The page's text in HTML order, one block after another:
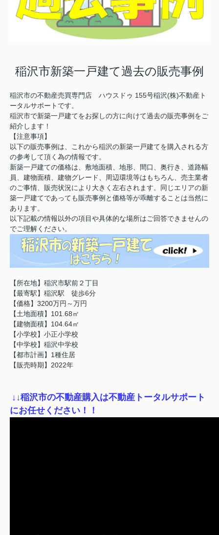
稲沢市新築一戸建て過去の販売事例
稲沢市の不動産売買専門店 ハウスドゥ 155号稲沢(株)不動産ト
ータルサポートです。
稲沢市で新築一戸建てをお探しの方に向けて過去の販売事例をご
紹介します！
【注意事項】
以下の販売事例は、これから稲沢の新築一戸建てを購入される方
の参考して頂く為の情報です。
新築一戸建ての価格は、敷地面積、地形、間口、奥行き、道路幅
員、建物面積、建物グレード、周辺環境等はもちろん、売主業者
のご事情、販売状況により大きく左右されます。同じエリアの新
築一戸建てであっても販売事例と価格等が乖離することは当然に
あります。
以下記載の情報以外の項目や具体的な場所はご回答できませんの
でご理解ください。
【所在地】稲沢市駅前２丁目
【最寄駅】稲沢駅 徒歩6分
【価格】3200万円～万円
【土地面積】101.68㎡
【建物面積】104.64㎡
【小学校】小正小学校
【中学校】稲沢中学校
【都市計画】1種住居
【販売時期】2022年
↓ ↓稲沢市の不動産購入は不動産トータルサポート
にお任せください！！